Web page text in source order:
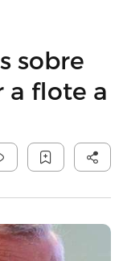
sobre
a flote a